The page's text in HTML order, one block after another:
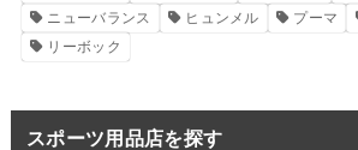
ニューバランス
ヒュンメル プーマ
リーボック
スポーツ用品店を探す